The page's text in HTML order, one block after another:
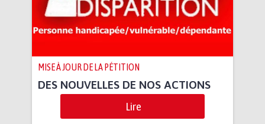
MISE À JOUR DE LA PÉTITION
DES NOUVELLES DE NOS ACTIONS
Lire